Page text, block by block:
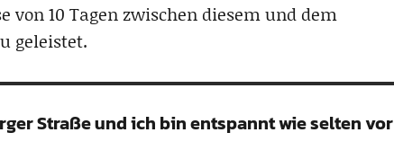
10 Tagen zwischen diesem und dem
geleistet.
Straße und ich bin entspannt wie selten vor